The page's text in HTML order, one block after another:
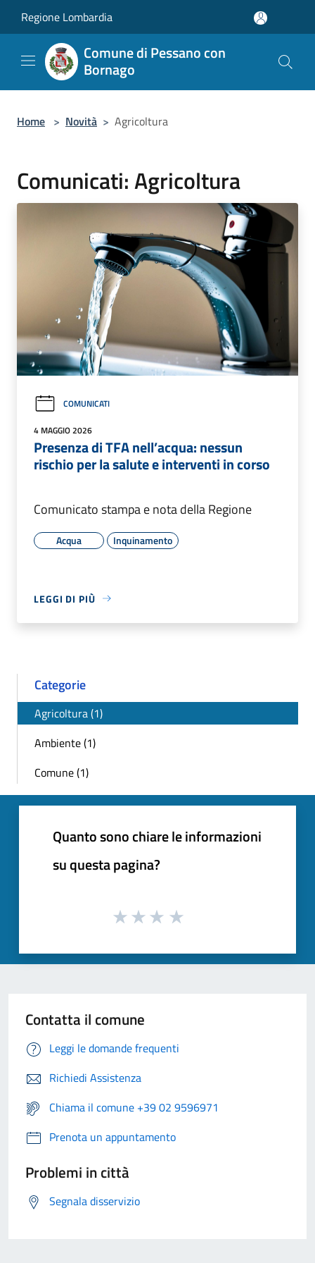
Regione Lombardia
Comune di Pessano con
Bornago
Home > Novità > Agricoltura
Comunicati: Agricoltura
COMUNICATI
4 MAGGIO 2026
Presenza di TFA nell’acqua: nessun
rischio per la salute e interventi in corso
Comunicato stampa e nota della Regione
Acqua Inquinamento
LEGGI DI PIÙ
Categorie
Agricoltura (1)
Ambiente (1)
Comune (1)
Quanto sono chiare le informazioni
su questa pagina?
Contatta il comune
Leggi le domande frequenti
Richiedi Assistenza
Chiama il comune +39 02 9596971
Prenota un appuntamento
Problemi in città
Segnala disservizio